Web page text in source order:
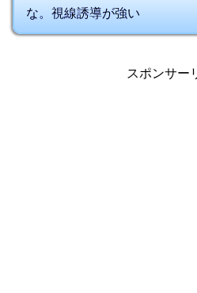
な。視線誘導が強い
スポンサー